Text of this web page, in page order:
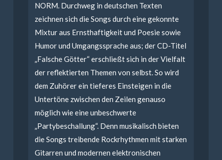
NORM. Durchweg in deutschen Texten
zeichnen sich die Songs durch eine gekonnte
Mixtur aus Ernsthaftigkeit und Poesie sowie
Humor und Umgangssprache aus; der CD-Titel
„Falsche Götter“ erschließt sich in der Vielfalt
der reflektierten Themen von selbst. So wird
dem Zuhörer ein tieferes Einsteigen in die
Untertöne zwischen den Zeilen genauso
möglich wie eine unbeschwerte
„Partybeschallung“. Denn musikalisch bieten
die Songs treibende Rockrhythmen mit starken
Gitarren und modernen elektronischen